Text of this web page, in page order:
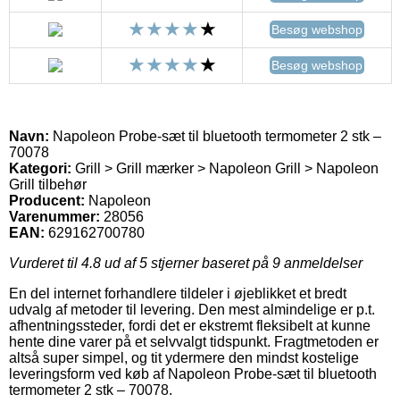
Besøg webshop
Besøg webshop
Navn: Napoleon Probe-sæt til bluetooth termometer 2 stk –
70078
Kategori: Grill > Grill mærker > Napoleon Grill > Napoleon
Grill tilbehør
Producent: Napoleon
Varenummer: 28056
EAN: 629162700780
Vurderet til 4.8 ud af 5 stjerner baseret på 9 anmeldelser
En del internet forhandlere tildeler i øjeblikket et bredt
udvalg af metoder til levering. Den mest almindelige er p.t.
afhentningssteder, fordi det er ekstremt fleksibelt at kunne
hente dine varer på et selvvalgt tidspunkt. Fragtmetoden er
altså super simpel, og tit ydermere den mindst kostelige
leveringsform ved køb af Napoleon Probe-sæt til bluetooth
termometer 2 stk – 70078.